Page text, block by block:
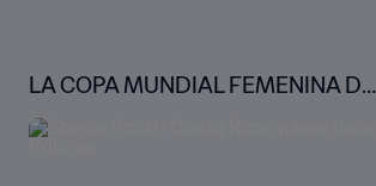
LA COPA MUNDIAL FEMENINA DE
LA FIFA™ BAJO LA LUPA